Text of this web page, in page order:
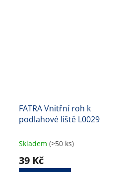
FATRA Vnitřní roh k
podlahové liště L0029
Skladem (>50 ks)
39 Kč